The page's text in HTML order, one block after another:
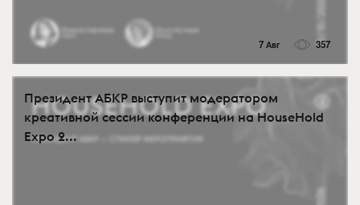
7 Авг 357
Президент АБКР выступит модератором
креативной сессии конференции на HouseHold
Expo 2...